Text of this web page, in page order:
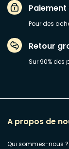
Pour des
Retour
Sur 90% des
A propos de
Qui sommes-nous ?